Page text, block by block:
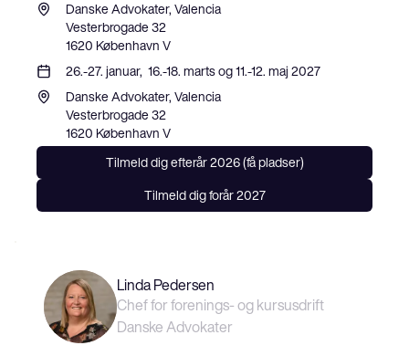
Danske Advokater, Valencia
Vesterbrogade 32
1620 København V
26.-27. januar,  16.-18. marts og 11.-12. maj 2027
Danske Advokater, Valencia
Vesterbrogade 32
1620 København V
Tilmeld dig efterår 2026 (få pladser)
Tilmeld dig forår 2027
Linda Pedersen
Chef for forenings- og kursusdrift
Danske Advokater